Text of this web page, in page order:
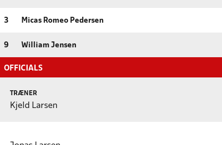
3 Micas Romeo Pedersen
9 William Jensen
OFFICIALS
TRÆNER
Kjeld Larsen